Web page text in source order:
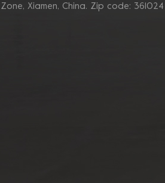
Zone, Xiamen, China. Zip code: 361024